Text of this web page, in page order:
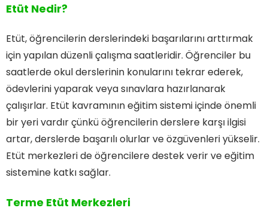
Etüt Nedir?
Etüt, öğrencilerin derslerindeki başarılarını arttırmak
için yapılan düzenli çalışma saatleridir. Öğrenciler bu
saatlerde okul derslerinin konularını tekrar ederek,
ödevlerini yaparak veya sınavlara hazırlanarak
çalışırlar. Etüt kavramının eğitim sistemi içinde önemli
bir yeri vardır çünkü öğrencilerin derslere karşı ilgisi
artar, derslerde başarılı olurlar ve özgüvenleri yükselir.
Etüt merkezleri de öğrencilere destek verir ve eğitim
sistemine katkı sağlar.
Terme Etüt Merkezleri